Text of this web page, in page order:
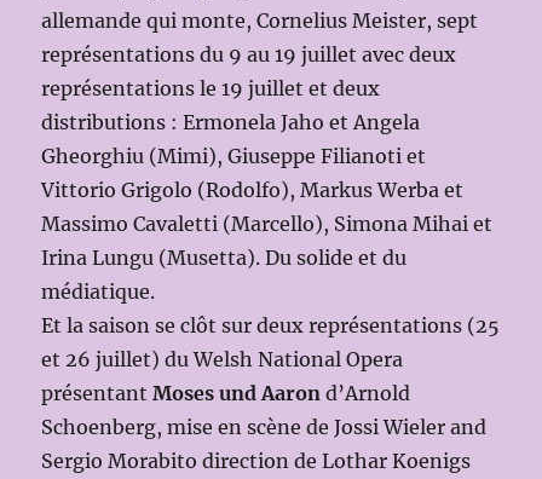
allemande qui monte, Cornelius Meister, sept
représentations du 9 au 19 juillet avec deux
représentations le 19 juillet et deux
distributions : Ermonela Jaho et Angela
Gheorghiu (Mimi), Giuseppe Filianoti et
Vittorio Grigolo (Rodolfo), Markus Werba et
Massimo Cavaletti (Marcello), Simona Mihai et
Irina Lungu (Musetta). Du solide et du
médiatique.
Et la saison se clôt sur deux représentations (25
et 26 juillet) du Welsh National Opera
présentantMoses und Aaron d’Arnold
Schoenberg, mise en scène de Jossi Wieler and
Sergio Morabito direction de Lothar Koenigs